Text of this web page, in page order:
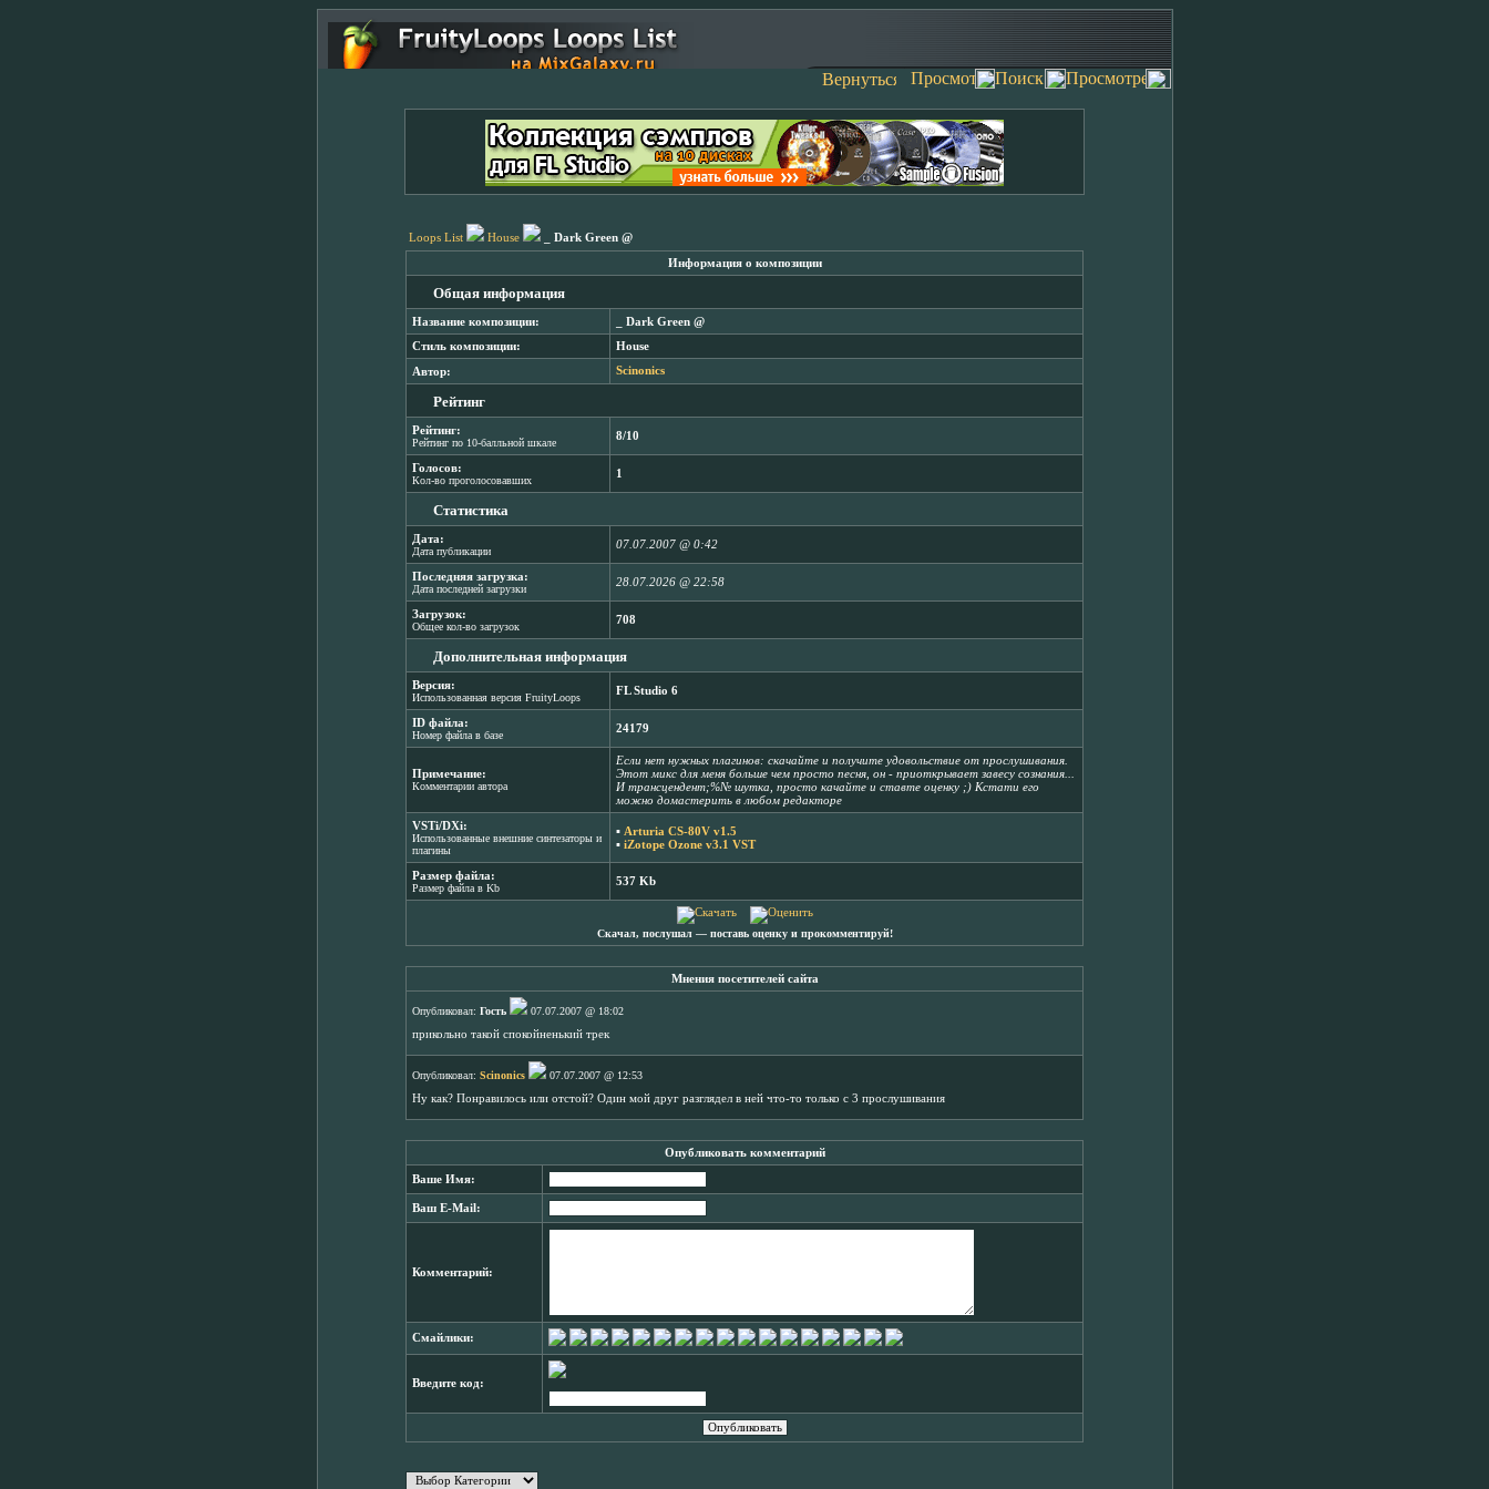
Loops List House _ Dark Green @
Информация о композиции
Общая информация
Название композиции: _ Dark Green @
Стиль композиции: House
Автор: Scinonics
Рейтинг
Рейтинг:
Рейтинг по 10-балльной шкале
8/10
Голосов:
Кол-во проголосовавших
1
Статистика
Дата:
Дата публикации
07.07.2007 @ 0:42
Последняя загрузка:
Дата последней загрузки
28.07.2026 @ 22:58
Загрузок:
Общее кол-во загрузок
708
Дополнительная информация
Версия:
Использованная версия FruityLoops
FL Studio 6
ID файла:
Номер файла в базе
24179
Примечание:
Комментарии автора
Если нет нужных плагинов: скачайте и получите удовольствие от прослушивания.
Этот микс для меня больше чем просто песня, он - приоткрывает завесу сознания...
И трансцендент;%№ шутка, просто качайте и ставте оценку ;) Кстати его
можно домастерить в любом редакторе
VSTi/DXi:
Использованные внешние синтезаторы и
плагины
▪ Arturia CS-80V v1.5
▪ iZotope Ozone v3.1 VST
Размер файла:
Размер файла в Kb
537 Kb
Скачал, послушал ― поставь оценку и прокомментируй!
Мнения посетителей сайта
Опубликовал: Гость
07.07.2007 @ 18:02
прикольно такой спокойненький трек
Опубликовал: Scinonics
07.07.2007 @ 12:53
Ну как? Понравилось или отстой? Один мой друг разглядел в ней что-то только с 3 прослушивания
Опубликовать комментарий
Ваше Имя:
Ваш E-Mail:
Комментарий:
Смайлики:
Введите код: